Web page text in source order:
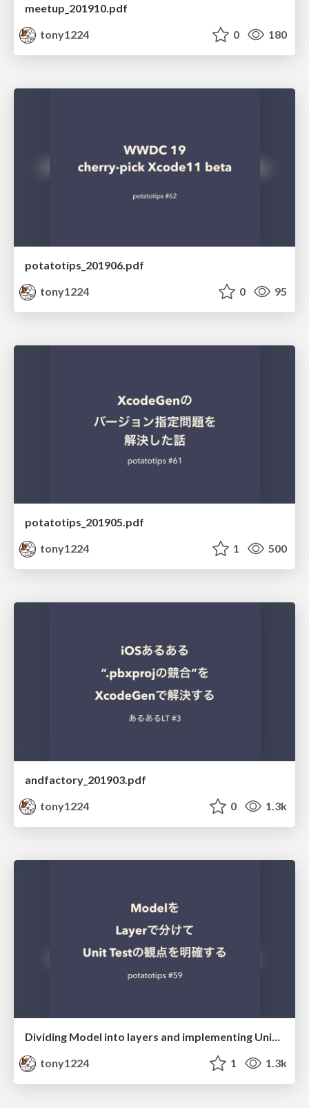
meetup_201910.pdf
tony1224
0 180
potatotips_201906.pdf
tony1224
0 95
potatotips_201905.pdf
tony1224
1 500
andfactory_201903.pdf
tony1224
0 1.3k
Dividing Model into layers and implementing Unit Test
tony1224
1 1.3k